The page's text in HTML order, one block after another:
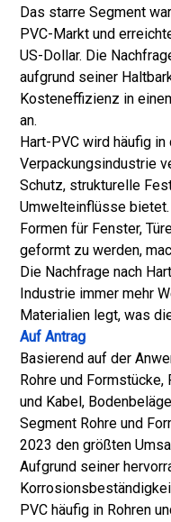
Das starre Segment
PVC-Markt und
US-Dollar. Die
aufgrund seiner
Kosteneffizienz in
an.
Hart-PVC wird häufig
Verpackungsindustrie
Schutz, strukturelle
Umwelteinflüsse
Formen für Fenster,
geformt zu werden,
Die Nachfrage nach
Industrie immer mehr
Materialien legt, was
Auf Antrag
Basierend auf der
Rohre und
und Kabel,
Segment Rohre und
2023 den größten
Aufgrund seiner
PVC häufig in Rohren